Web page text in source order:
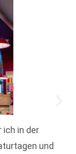
ich in der
und